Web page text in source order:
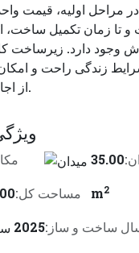
وجود دارد.
زندگی راحت و امکان
از اجاره را فراهم می‌کند.
مساحت کل: 78.00 m2
ساخت و ساز:2025